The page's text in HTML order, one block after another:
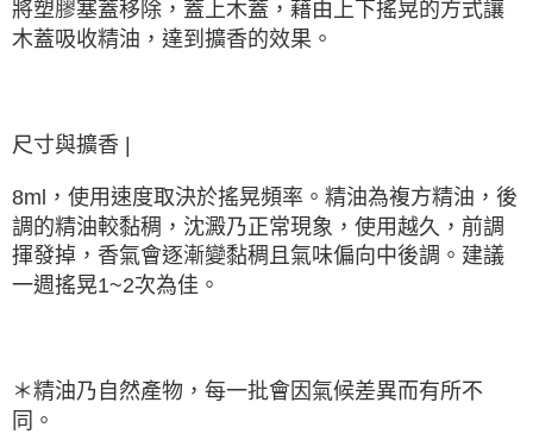
將塑膠塞蓋移除，蓋上木蓋，藉由上下搖晃的方式讓
木蓋吸收精油，達到擴香的效果。
尺寸與擴香 |
8ml，使用速度取決於搖晃頻率。精油為複方精油，後
調的精油較黏稠，沈澱乃正常現象，使用越久，前調
揮發掉，香氣會逐漸變黏稠且氣味偏向中後調。建議
一週搖晃1~2次為佳。
＊精油乃自然產物，每一批會因氣候差異而有所不
同。